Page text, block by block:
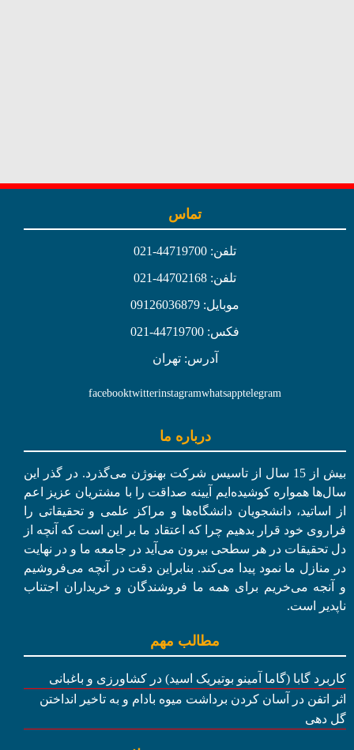
تماس
تلفن: 44719700-021
تلفن: 44702168-021
موبایل: 09126036879
فکس: 44719700-021
آدرس: تهران
telegram
whatsapp
instagram
twitter
facebook
درباره ما
بیش از 15 سال از تاسیس شرکت بهنوژن می‌گذرد. در گذر این
سال‌ها همواره کوشیده‌ایم آیینه صداقت را با مشتریان عزیز اعم
از اساتید، دانشجویان دانشگاه‌ها و مراکز علمی و تحقیقاتی را
فراروی خود قرار بدهیم چرا که اعتقاد ما بر این است که آنچه از
دل تحقیقات در هر سطحی بیرون می‌آید در جامعه ما و در نهایت
در منازل ما نمود پیدا می‌کند. بنابراین دقت در آنچه می‌فروشیم
و آنجه می‌خریم برای همه ما فروشندگان و خریداران اجتناب
ناپدیر است.
مطالب مهم
کاربرد گابا (گاما آمینو بوتیریک اسید) در کشاورزی و باغبانی
اثر اتفن در آسان کردن برداشت میوه بادام و به تاخیر انداختن
گل دهی